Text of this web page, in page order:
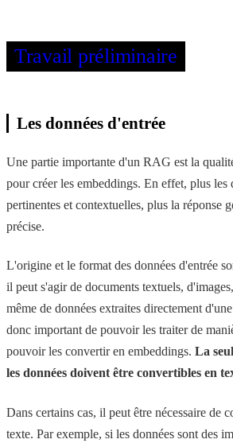
Travail préliminaire
Les données d'entrée
Une partie importante d'un RAG est la
pour créer les embeddings. En effet, plus les
pertinentes et contextuelles, plus la réponse
précise.
L'origine et le format des données d'entrée
il peut s'agir de documents textuels,
même de données extraites directement
donc important de pouvoir les traiter de
pouvoir les convertir en embeddings. La
les données doivent être convertibles en
Dans certains cas, il peut être nécessaire de
texte. Par exemple, si les données sont des